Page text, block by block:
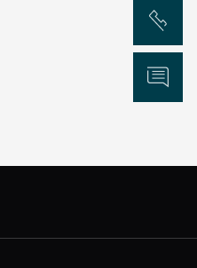
Chiama
Informazioni